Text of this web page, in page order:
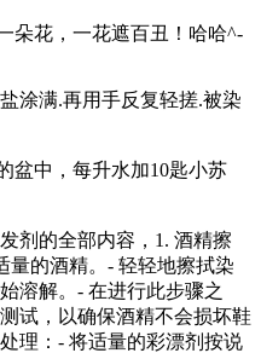
朵花，一花遮百丑！哈哈^-
涂满.再用手反复轻搓.被染
盆中，每升水加10匙小苏
剂的全部内容，1. 酒精擦
量的酒精。- 轻轻地擦拭染
溶解。- 在进行此步骤之
试，以确保酒精不会损坏鞋
理：- 将适量的彩漂剂按说